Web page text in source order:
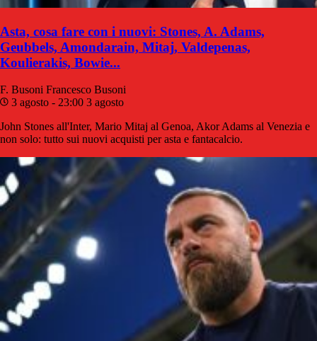
Asta, cosa fare con i nuovi: Stones, A. Adams,
Geubbels, Amondarain, Mitaj, Valdepenas,
Koulierakis, Bowie...
F. Busoni Francesco Busoni
3 agosto - 23:00 3 agosto
John Stones all'Inter, Mario Mitaj al Genoa, Akor Adams al Venezia e
non solo: tutto sui nuovi acquisti per asta e fantacalcio.